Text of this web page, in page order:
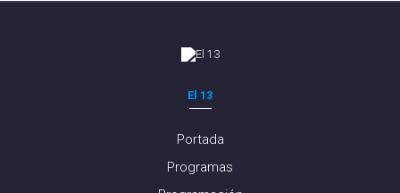
El 13
Portada
Programas